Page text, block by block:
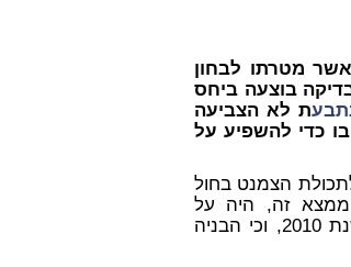
אשר מטרתו לבחון
בוצעה ביחס
ת לא הצביעה
משנת 2010 באופן אשר יש בו כדי להשפיע על
הצמנט בחול
זה, היה על
המערערת להראות כי אכן קיים שינוי בין התקן משנת 2012 לתקן שחל בשנת 2010, וכי הבניה